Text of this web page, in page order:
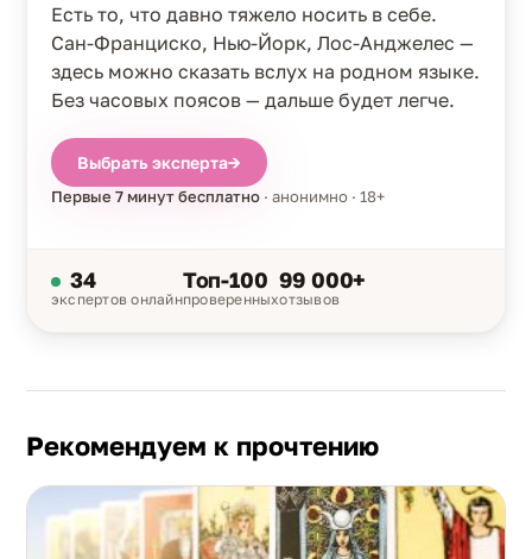
Есть то, что давно тяжело носить в себе.
Сан-Франциско, Нью-Йорк, Лос-Анджелес —
здесь можно сказать вслух на родном языке.
Без часовых поясов — дальше будет легче.
Выбрать эксперта→
Первые 7 минут бесплатно · анонимно · 18+
34
экспертов онлайн
Топ-100
проверенных
99 000+
отзывов
Рекомендуем к прочтению